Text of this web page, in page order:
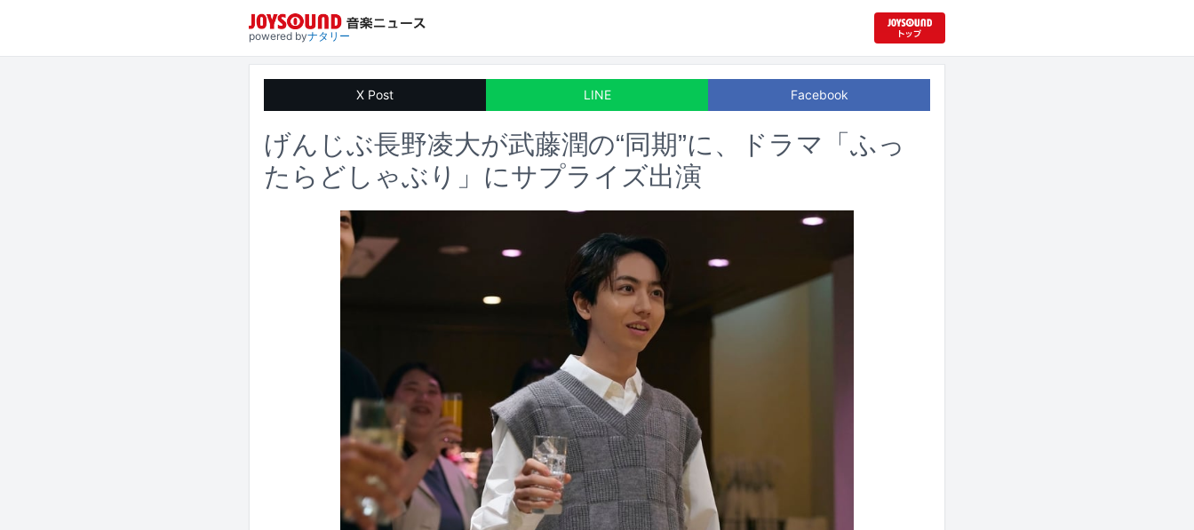
powered byナタリー
X Post LINE Facebook
げんじぶ長野凌大が武藤潤の“同期”に、ドラマ「ふっ
たらどしゃぶり」にサプライズ出演